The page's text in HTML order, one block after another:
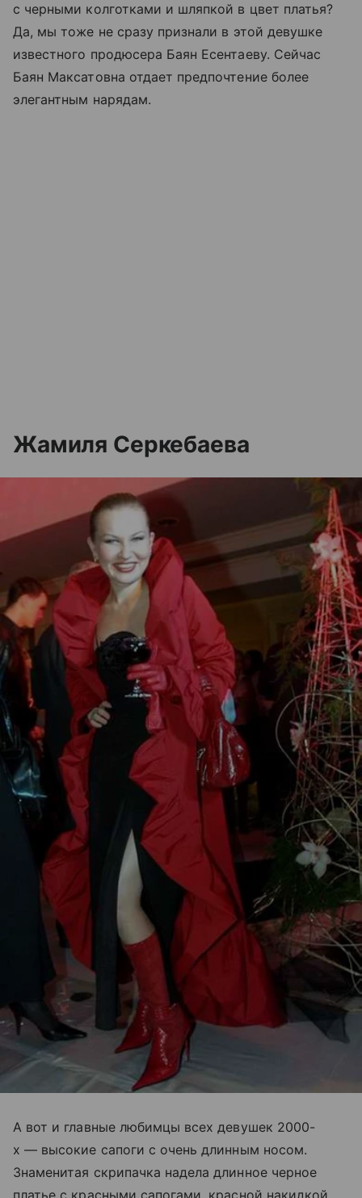
с черными колготками и шляпкой в цвет платья?
Да, мы тоже не сразу признали в этой девушке
известного продюсера Баян Есентаеву. Сейчас
Баян Максатовна отдает предпочтение более
элегантным нарядам.
Жамиля Серкебаева
А вот и главные любимцы всех девушек 2000-
х — высокие сапоги с очень длинным носом.
Знаменитая скрипачка надела длинное черное
платье с красными сапогами, красной накидкой,